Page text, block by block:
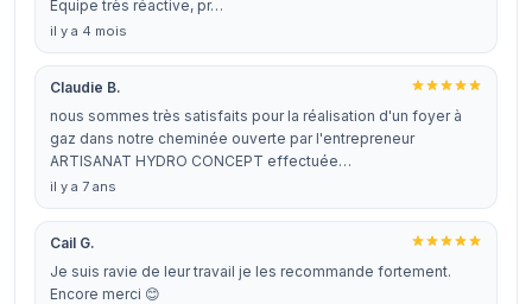
Équipe très réactive, pr…
il y a 4 mois
Claudie B.
nous sommes très satisfaits pour la réalisation d'un foyer à
gaz dans notre cheminée ouverte par l'entrepreneur
ARTISANAT HYDRO CONCEPT effectuée…
il y a 7 ans
Cail G.
Je suis ravie de leur travail je les recommande fortement.
Encore merci 😊